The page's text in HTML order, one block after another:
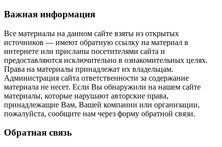
Важная информация
Все материалы на данном сайте взяты из открытых
источников — имеют обратную ссылку на материал в
интернете или присланы посетителями сайта и
предоставляются исключительно в ознакомительных целях.
Права на материалы принадлежат их владельцам.
Администрация сайта ответственности за содержание
материала не несет. Если Вы обнаружили на нашем сайте
материалы, которые нарушают авторские права,
принадлежащие Вам, Вашей компании или организации,
пожалуйста, сообщите нам через форму обратной связи.
Обратная связь